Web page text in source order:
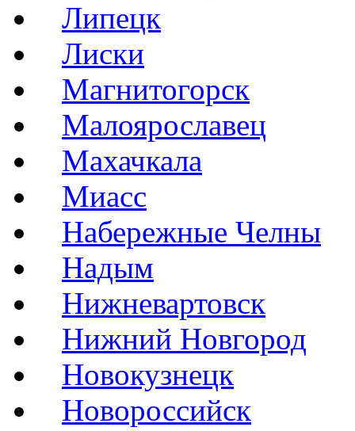
Липецк
Лиски
Магнитогорск
Малоярославец
Махачкала
Миасс
Набережные Челны
Надым
Нижневартовск
Нижний Новгород
Новокузнецк
Новороссийск